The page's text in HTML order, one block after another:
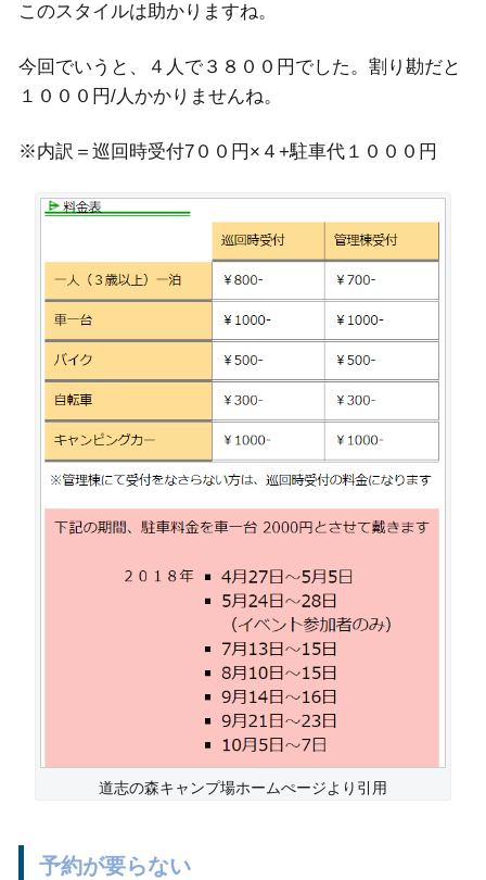
このスタイルは助かりますね。
今回でいうと、４人で３８００円でした。割り勘だと
１０００円/人かかりませんね。
※内訳＝巡回時受付7００円×４+駐車代１０００円
道志の森キャンプ場ホームぺージより引用
予約が要らない